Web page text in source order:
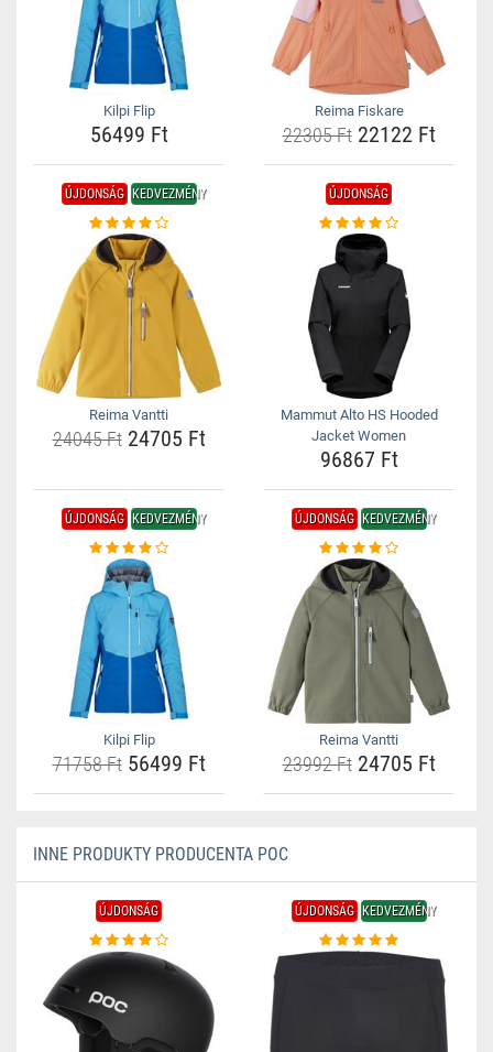
Kilpi Flip
56499 Ft
Reima Fiskare
22305 Ft22122 Ft
ÚJDONSÁG KEDVEZMÉNY
Reima Vantti
24045 Ft24705 Ft
ÚJDONSÁG
Mammut Alto HS Hooded
Jacket Women
96867 Ft
ÚJDONSÁG KEDVEZMÉNY
Kilpi Flip
71758 Ft56499 Ft
ÚJDONSÁG KEDVEZMÉNY
Reima Vantti
23992 Ft24705 Ft
INNE PRODUKTY PRODUCENTA POC
ÚJDONSÁG ÚJDONSÁG KEDVEZMÉNY